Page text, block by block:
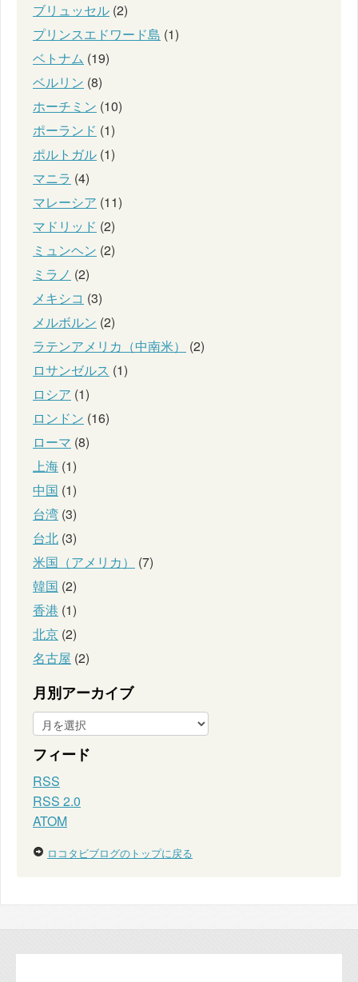
ブリュッセル (2)
プリンスエドワード島 (1)
ベトナム (19)
ベルリン (8)
ホーチミン (10)
ポーランド (1)
ポルトガル (1)
マニラ (4)
マレーシア (11)
マドリッド (2)
ミュンヘン (2)
ミラノ (2)
メキシコ (3)
メルボルン (2)
ラテンアメリカ（中南米）
(2)
ロサンゼルス (1)
ロシア (1)
ロンドン (16)
ローマ (8)
上海 (1)
中国 (1)
台湾 (3)
台北 (3)
米国（アメリカ）
(7)
韓国 (2)
香港 (1)
北京 (2)
名古屋 (2)
月別アーカイブ
フィード
RSS
RSS 2.0
ATOM
ロコタビブログのトップに戻る